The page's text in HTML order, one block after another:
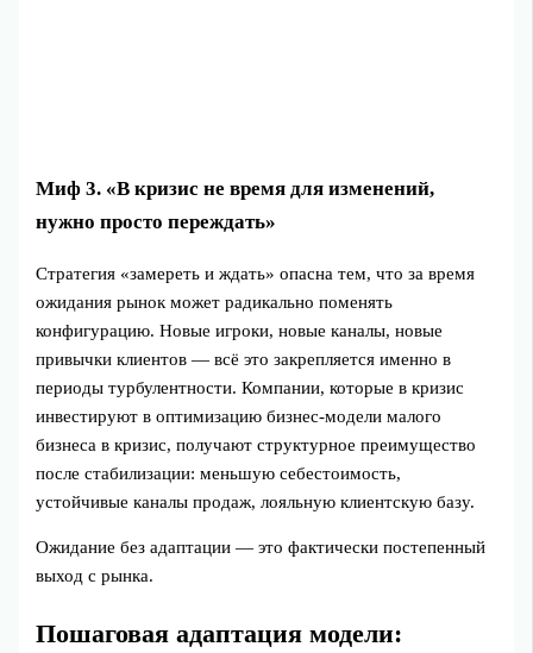
Миф 3. «В кризис не время для изменений,
нужно просто переждать»
Стратегия «замереть и ждать» опасна тем, что за время
ожидания рынок может радикально поменять
конфигурацию. Новые игроки, новые каналы, новые
привычки клиентов — всё это закрепляется именно в
периоды турбулентности. Компании, которые в кризис
инвестируют в оптимизацию бизнес-модели малого
бизнеса в кризис, получают структурное преимущество
после стабилизации: меньшую себестоимость,
устойчивые каналы продаж, лояльную клиентскую базу.
Ожидание без адаптации — это фактически постепенный
выход с рынка.
Пошаговая адаптация модели: